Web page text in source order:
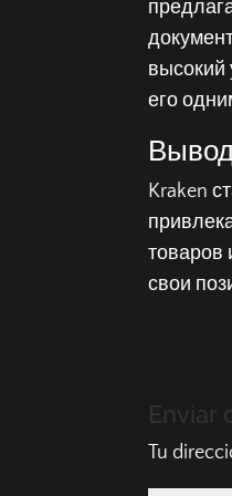
высокий
его
Kraken
товаров
свои
Enviar
Tu